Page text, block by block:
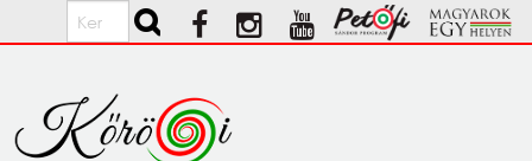
Ugrás a tartalomra
Keresés